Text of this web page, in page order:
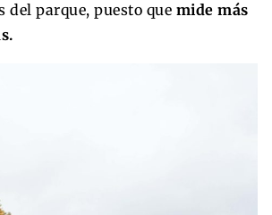
del parque, puesto que mide más